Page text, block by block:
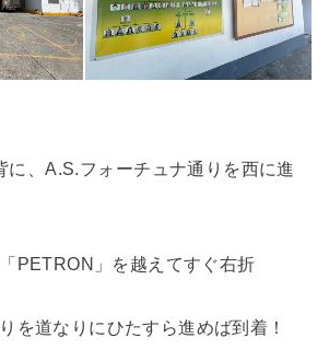
に、A.S.フォーチュナ通りを西に進
PETRON」を越えてすぐ右折
を道なりにひたすら進めば到着！